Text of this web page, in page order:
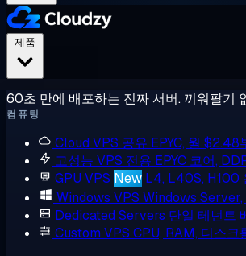
60초 만에 배포하는 진짜 서버. 끼워팔기
컴퓨팅
Cloud VPS 공유 EPYC, 월 $2.48
고성능 VPS 전용 EPYC 코어,
GPU VPS New L4, L40S, H100
Windows VPS Windows Server,
Dedicated Servers 단일 테넌트
Custom VPS CPU, RAM, 디스크